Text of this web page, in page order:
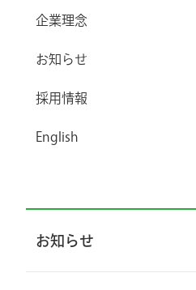
企業理念
お知らせ
採用情報
English
お知らせ